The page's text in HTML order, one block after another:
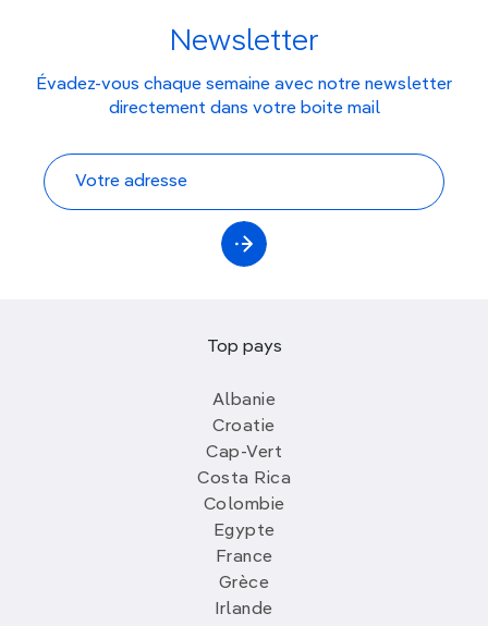
Newsletter
Évadez-vous chaque semaine avec notre newsletter
directement dans votre boite mail
Top pays
Albanie
Croatie
Cap-Vert
Costa Rica
Colombie
Egypte
France
Grèce
Irlande